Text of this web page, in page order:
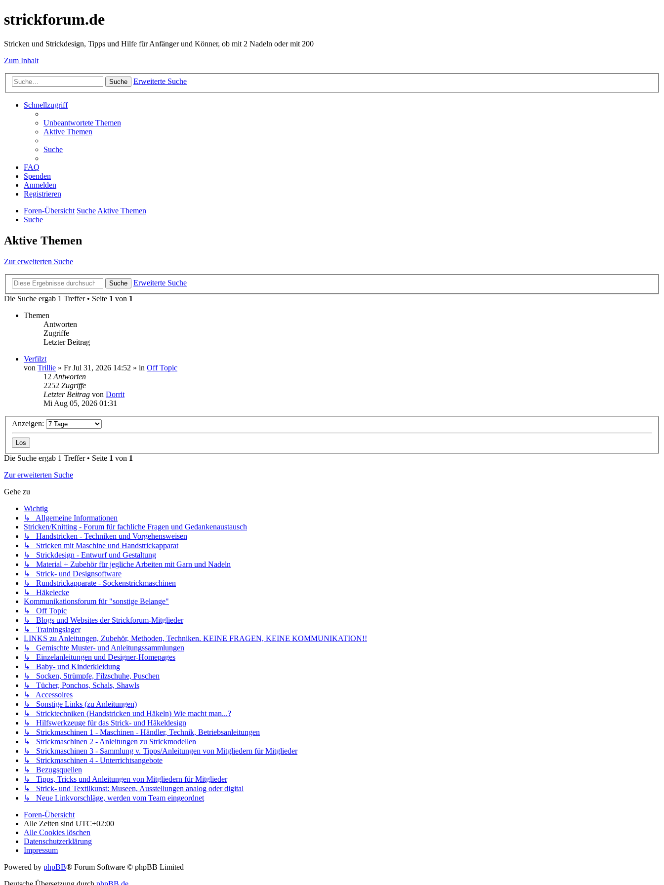
strickforum.de
Stricken und Strickdesign, Tipps und Hilfe für Anfänger und Könner, ob mit 2 Nadeln oder mit 200
Zum Inhalt
Suche Erweiterte Suche
Schnellzugriff
Unbeantwortete Themen
Aktive Themen
Suche
FAQ
Spenden
Anmelden
Registrieren
Foren-Übersicht SucheAktive Themen
Suche
Aktive Themen
Zur erweiterten Suche
Suche
Erweiterte Suche
Die Suche ergab 1 Treffer • Seite 1 von 1
Themen
Antworten
Zugriffe
Letzter Beitrag
Verfilzt
von Trillie » Fr Jul 31, 2026 14:52 » in Off Topic
12 Antworten
2252 Zugriffe
Letzter Beitrag von Dorrit
Mi Aug 05, 2026 01:31
Anzeigen:
Die Suche ergab 1 Treffer • Seite 1 von 1
Zur erweiterten Suche
Gehe zu
Wichtig
↳ Allgemeine Informationen
Stricken/Knitting - Forum für fachliche Fragen und Gedankenaustausch
↳ Handstricken - Techniken und Vorgehensweisen
↳ Stricken mit Maschine und Handstrickapparat
↳ Strickdesign - Entwurf und Gestaltung
↳ Material + Zubehör für jegliche Arbeiten mit Garn und Nadeln
↳ Strick- und Designsoftware
↳ Rundstrickapparate - Sockenstrickmaschinen
↳ Häkelecke
Kommunikationsforum für "sonstige Belange"
↳ Off Topic
↳ Blogs und Websites der Strickforum-Mitglieder
↳ Trainingslager
LINKS zu Anleitungen, Zubehör, Methoden, Techniken. KEINE FRAGEN, KEINE KOMMUNIKATION!!
↳ Gemischte Muster- und Anleitungssammlungen
↳ Einzelanleitungen und Designer-Homepages
↳ Baby- und Kinderkleidung
↳ Socken, Strümpfe, Filzschuhe, Puschen
↳ Tücher, Ponchos, Schals, Shawls
↳ Accessoires
↳ Sonstige Links (zu Anleitungen)
↳ Stricktechniken (Handstricken und Häkeln) Wie macht man...?
↳ Hilfswerkzeuge für das Strick- und Häkeldesign
↳ Strickmaschinen 1 - Maschinen - Händler, Technik, Betriebsanleitungen
↳ Strickmaschinen 2 - Anleitungen zu Strickmodellen
↳ Strickmaschinen 3 - Sammlung v. Tipps/Anleitungen von Mitgliedern für Mitglieder
↳ Strickmaschinen 4 - Unterrichtsangebote
↳ Bezugsquellen
↳ Tipps, Tricks und Anleitungen von Mitgliedern für Mitglieder
↳ Strick- und Textilkunst: Museen, Ausstellungen analog oder digital
↳ Neue Linkvorschläge, werden vom Team eingeordnet
Foren-Übersicht
Alle Zeiten sind UTC+02:00
Alle Cookies löschen
Datenschutzerklärung
Impressum
Powered by phpBB® Forum Software © phpBB Limited